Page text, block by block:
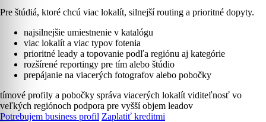
Pre štúdiá, ktoré chcú viac lokalít, silnejší routing a prioritné dopyty.
najsilnejšie umiestnenie v katalógu
viac lokalít a viac typov fotenia
prioritné leady a topovanie podľa regiónu aj kategórie
rozšírené reportingy pre tím alebo štúdio
prepájanie na viacerých fotografov alebo pobočky
tímové profily a pobočky správa viacerých lokalít viditeľnosť vo
veľkých regiónoch podpora pre vyšší objem leadov
Potrebujem business profil Zaplatiť kreditmi